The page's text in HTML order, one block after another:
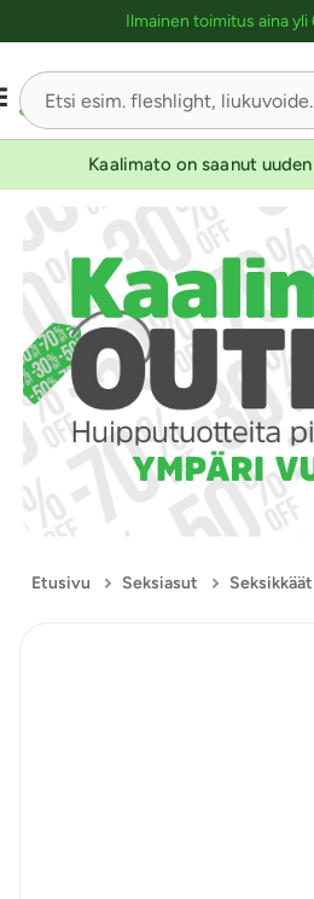
Ilmainen toimitus aina
Kaalimato on saanut
Etusivu Seksiasut